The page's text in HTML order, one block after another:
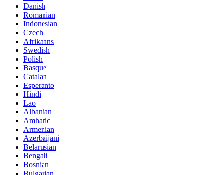
Danish
Romanian
Indonesian
Czech
Afrikaans
Swedish
Polish
Basque
Catalan
Esperanto
Hindi
Lao
Albanian
Amharic
Armenian
Azerbaijani
Belarusian
Bengali
Bosnian
Bulgarian